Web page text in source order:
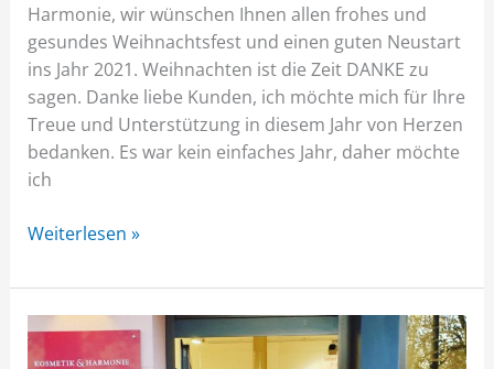
Harmonie, wir wünschen Ihnen allen frohes und
gesundes Weihnachtsfest und einen guten Neustart
ins Jahr 2021. Weihnachten ist die Zeit DANKE zu
sagen. Danke liebe Kunden, ich möchte mich für Ihre
Treue und Unterstützung in diesem Jahr von Herzen
bedanken. Es war kein einfaches Jahr, daher möchte
ich
Weiterlesen »
Ein
Brief